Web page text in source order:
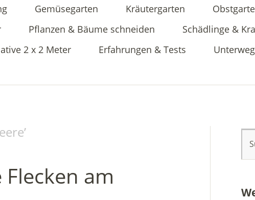
Gemüsegarten Kräutergarten
Pflanzen & Bäume schneiden Schädlinge &
2 x 2 Meter Erfahrungen & Tests
’
am